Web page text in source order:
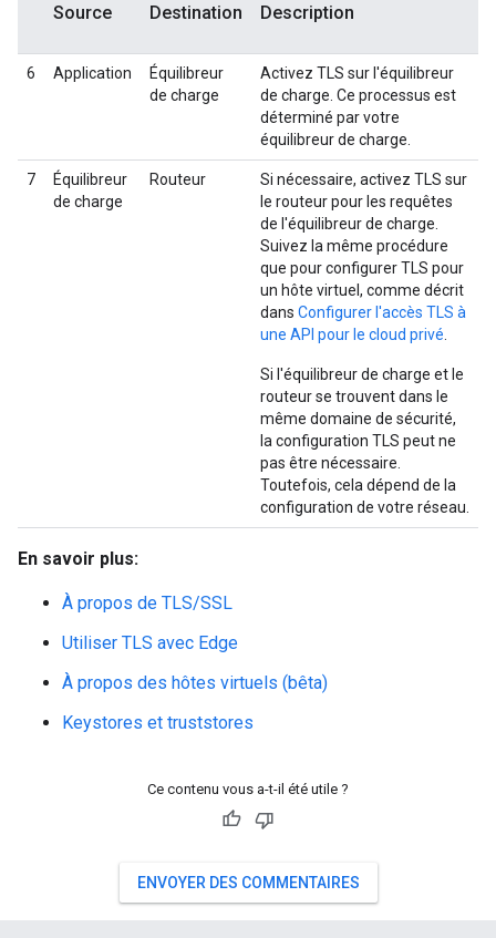
Source Destination Description
6 Application
Équilibreur
de charge
Activez TLS sur l'équilibreur
de charge. Ce processus est
déterminé par votre
équilibreur de charge.
7
Équilibreur
de charge
Routeur
Si nécessaire, activez TLS sur
le routeur pour les requêtes
de l'équilibreur de charge.
Suivez la même procédure
que pour configurer TLS pour
un hôte virtuel, comme décrit
dans Configurer l'accès TLS à
une API pour le cloud privé
Si l'équilibreur de charge et le
routeur se trouvent dans le
même domaine de sécurité,
la configuration TLS peut ne
pas être nécessaire.
Toutefois, cela dépend de la
configuration de votre réseau.
En savoir plus:
À propos de TLS/SSL
Utiliser TLS avec Edge
À propos des hôtes virtuels (bêta)
Keystores et truststores
Ce contenu vous a-t-il été utile ?
ENVOYER DES COMMENTAIRES